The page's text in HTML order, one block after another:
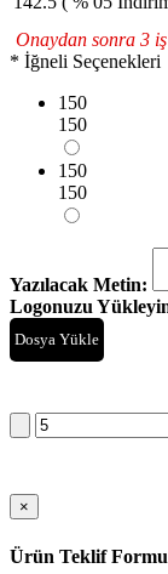
Onaydan sonra 3
* İğneli Seçenekleri
150
150
150
150
Yazılacak Metin:
Logonuzu
Dosya Yükle
×
Ürün Teklif Formu